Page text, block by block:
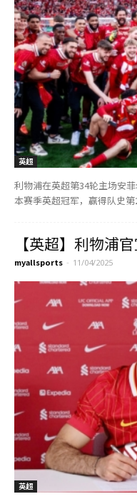
英超
利物浦在英超第34轮主场安
本赛季英超冠军，赢得队史第
【英超】利物浦
myallsports - 11/04/2025
英超